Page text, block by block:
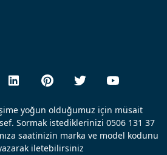
yoğun olduğumuz için müsait
Sormak istediklerinizi 0506 131 37
saatinizin marka ve model kodunu
iletebilirsiniz